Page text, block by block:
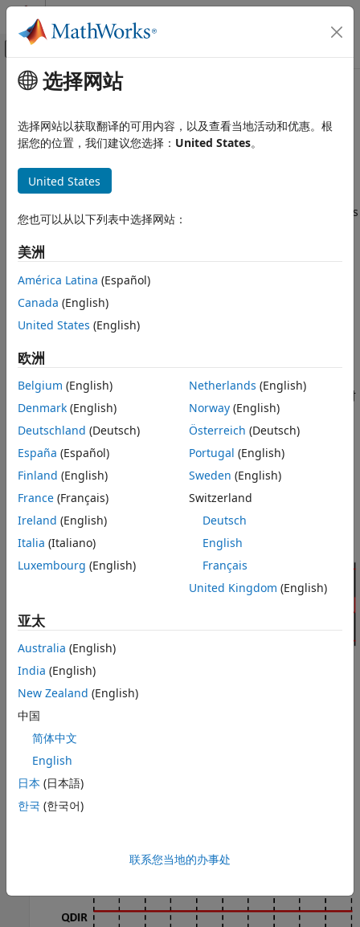
跳到内容
画布外导航菜单切换
文档主页
Motor Control Blockset
传感器校准和位置感测
Motor Control Blockset
矢量控制
Motor Control Blockset
控制算法设计
六步换相
Quadrature Decoder
描述
示例
端口
参数
扩展功能
主要内容
Quadrature Decoder
计算正交编码器的位置
全页展开
Motor Control Blockset / Sensor Decoders
Motor Control Blockset HDL Support /
描述
Quadrature Decoder
位）时，该模块会使用以下方法之一。
当前编码器计数值和前一个索引脉冲（如果索引脉冲可用）时
编码器计数值之间的差值。
当前编码器计数器值（索引脉冲不可用时）。
下图显示了具有两个通道（QEPA 和 QEPB）和一个索引脉冲
(QEPI) 的正交编码器盘：
在此示例中，每通过编码器盘上的一个刻度线时，由 QEP 驱动的
计时器数值会增加 4：
选择网站
选择网站以获取翻译的可用内容，以及查看当地活动和优惠。根
据您的位置，我们建议您选择： United States。
United States
您也可以从以下列表中选择网站：
美洲
América Latina (Español)
Canada (English)
United States (English)
欧洲
Belgium (English)
Denmark (English)
Deutschland (Deutsch)
España (Español)
Finland (English)
France (Français)
Ireland (English)
Italia (Italiano)
Luxembourg (English)
Netherlands (English)
Norway(English)
Österreich (Deutsch)
Portugal (English)
Sweden (English)
Switzerland
Deutsch
English
Français
United Kingdom (English)
亚太
Australia (English)
India (English)
New Zealand (English)
中国
简体中文
English
日本 (日本語)
한국 (한국어)
联系您当地的办事处